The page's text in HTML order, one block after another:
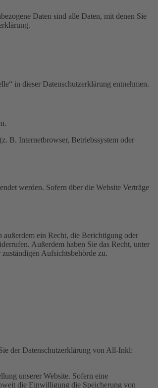
Daten sind alle Daten, mit denen Sie
in dieser Datenschutzerklärung entnehmen.
B. Internetbrowser, Betriebssystem oder
werden. Sofern über die Website Verträge
außerdem ein Recht, die Berichtigung oder
Außerdem haben Sie das Recht, unter
Aufsichtsbehörde zu.
der Datenschutzerklärung von All-Inkl:
unserer Website. Sofern eine
die Einwilligung die Speicherung von